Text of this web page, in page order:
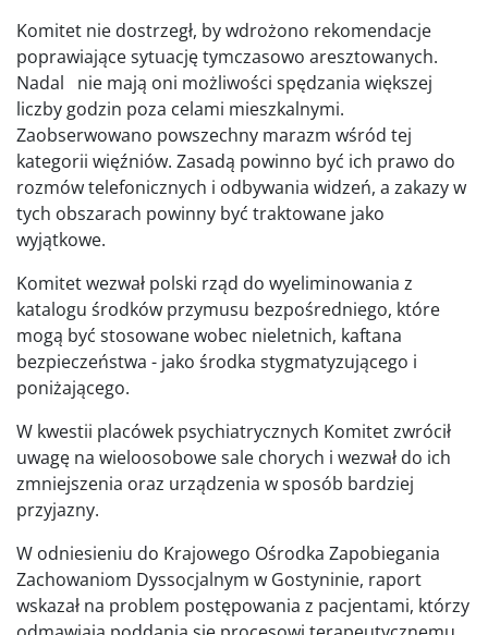
Komitet nie dostrzegł, by wdrożono rekomendacje
poprawiające sytuację tymczasowo aresztowanych.
Nadal nie mają oni możliwości spędzania większej
liczby godzin poza celami mieszkalnymi.
Zaobserwowano powszechny marazm wśród tej
kategorii więźniów. Zasadą powinno być ich prawo do
rozmów telefonicznych i odbywania widzeń, a zakazy w
tych obszarach powinny być traktowane jako
wyjątkowe.
Komitet wezwał polski rząd do wyeliminowania z
katalogu środków przymusu bezpośredniego, które
mogą być stosowane wobec nieletnich, kaftana
bezpieczeństwa - jako środka stygmatyzującego i
poniżającego.
W kwestii placówek psychiatrycznych Komitet zwrócił
uwagę na wieloosobowe sale chorych i wezwał do ich
zmniejszenia oraz urządzenia w sposób bardziej
przyjazny.
W odniesieniu do Krajowego Ośrodka Zapobiegania
Zachowaniom Dyssocjalnym w Gostyninie, raport
wskazał na problem postępowania z pacjentami, którzy